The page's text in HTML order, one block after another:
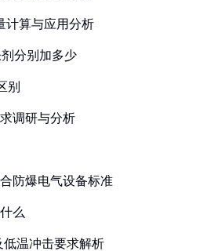
计算与应用分析
分别加多少
别
调研与分析
防爆电气设备标准
么
低温冲击要求解析